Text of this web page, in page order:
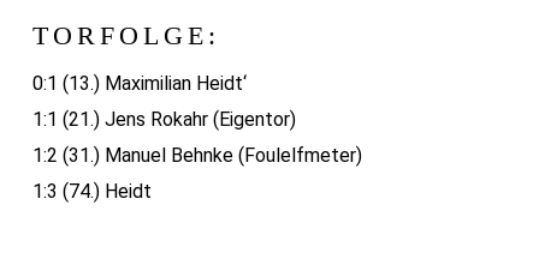
TORFOLGE:
0:1 (13.) Maximilian Heidt‘
1:1 (21.) Jens Rokahr (Eigentor)
1:2 (31.) Manuel Behnke (Foulelfmeter)
1:3 (74.) Heidt